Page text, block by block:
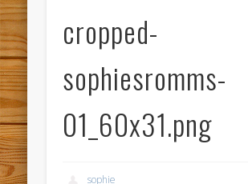
cropped-
sophiesromms-
01_60x31.png
sophie